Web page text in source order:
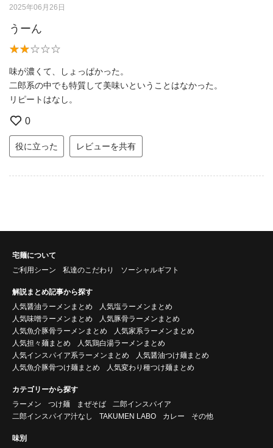
2025年06月26日
うーん
味が濃くて、しょっぱかった。
二郎系の中でも特質して美味いということはなかった。
リピートはなし。
0
役に立った レビューを共有
宅麺について
ご利用シーン
私達のこだわり ソーシャルギフト
解説まとめ記事から探す
人気醤油ラーメンまとめ
人気塩ラーメンまとめ
人気味噌ラーメンまとめ
人気豚骨ラーメンまとめ
人気魚介豚骨ラーメンまとめ
人気家系ラーメンまとめ
人気担々麺まとめ
人気鶏白湯ラーメンまとめ
人気インスパイア系ラーメンまとめ
人気醤油つけ麺まとめ
人気魚介豚骨つけ麺まとめ
人気変わり種つけ麺まとめ
カテゴリーから探す
ラーメン
つけ麺 まぜそば
二郎インスパイア
二郎インスパイア汁なし
TAKUMEN LABO カレー その他
味別